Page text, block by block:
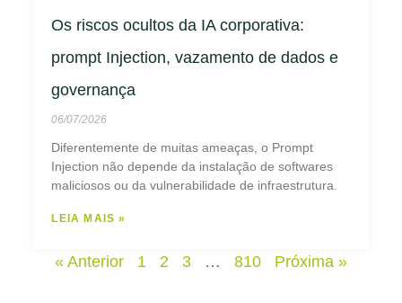
Os riscos ocultos da IA corporativa:
prompt Injection, vazamento de dados e
governança
06/07/2026
Diferentemente de muitas ameaças, o Prompt
Injection não depende da instalação de softwares
maliciosos ou da vulnerabilidade de infraestrutura.
LEIA MAIS »
« Anterior 1 2 3 … 810 Próxima »